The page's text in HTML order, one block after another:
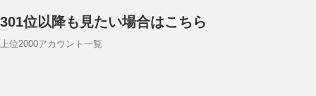
301位以降も見たい場合はこちら
上位2000アカウント一覧